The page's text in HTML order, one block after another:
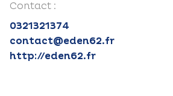
Contact :
0321321374
contact@eden62.fr
http://eden62.fr